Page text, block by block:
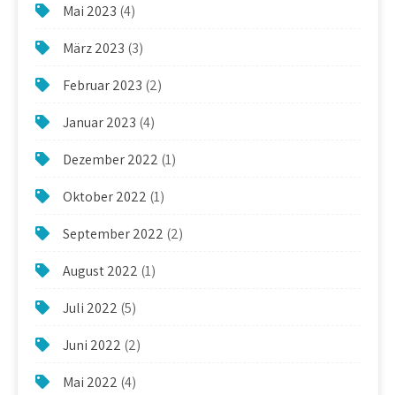
Mai 2023 (4)
März 2023 (3)
Februar 2023 (2)
Januar 2023 (4)
Dezember 2022 (1)
Oktober 2022 (1)
September 2022 (2)
August 2022 (1)
Juli 2022 (5)
Juni 2022 (2)
Mai 2022 (4)